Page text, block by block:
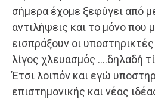
σήμερα έχομε ξεφύγει από
αντιλήψεις και το μόνο που
εισπράξουν οι
λίγος χλευασμός ….δηλαδή
Έτσι λοιπόν και εγώ
επιστημονικής και νέας